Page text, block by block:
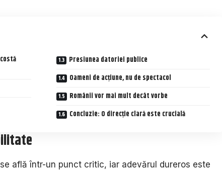
Presiunea datoriei publice
Oameni de acțiune, nu de spectacol
Românii vor mai mult decât vorbe
Concluzie: O direcție clară este crucială
află într-un punct critic, iar adevărul dureros este